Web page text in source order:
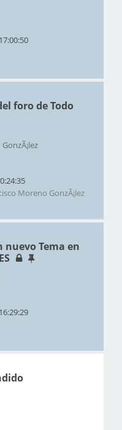
foro de Todo
Moreno GonzÃ¡lez
Tema en